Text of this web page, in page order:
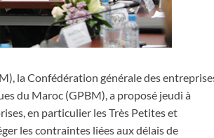
la Confédération générale des
du Maroc (GPBM), a proposé jeudi à
en particulier les Très Petites et
les contraintes liées aux délais de